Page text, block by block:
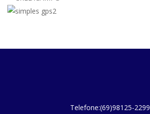
Telefone:(69)98125-2299